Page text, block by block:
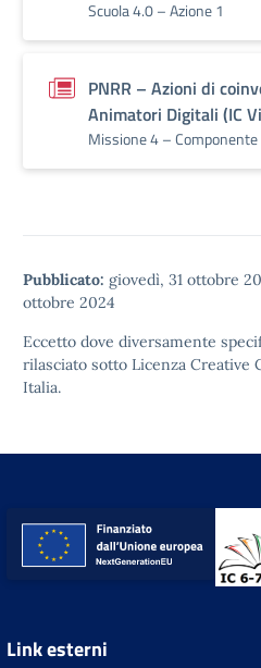
Scuola 4.0 – Azione 1
PNRR – Azioni di
Animatori Digitali (IC
Missione 4 – Componente
Pubblicato: giovedì, 31 ottobre
ottobre 2024
Eccetto dove diversamente
rilasciato sotto Licenza Creative
Italia.
Link esterni